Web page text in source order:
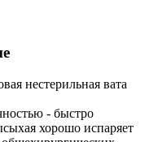
нестерильная вата
- быстро
хорошо испаряет